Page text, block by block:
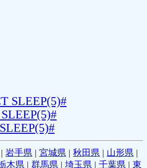
SLEEP(5)#
| 岩手県 | 宮城県 | 秋田県 | 山形県 |
木県 | 群馬県 | 埼玉県 | 千葉県 | 東